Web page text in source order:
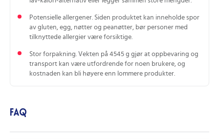
Potensielle allergener. Siden produktet kan inneholde spor
av gluten, egg, nøtter og peanøtter, bør personer med
tilknyttede allergier være forsiktige.
Stor forpakning. Vekten på 4545 g gjør at oppbevaring og
transport kan være utfordrende for noen brukere, og
kostnaden kan bli høyere enn lommere produkter.
FAQ